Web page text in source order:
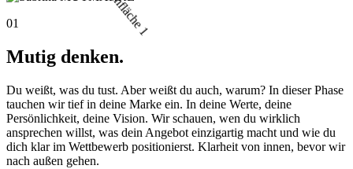
01
Mutig denken.
Du weißt, was du tust. Aber weißt du auch, warum? In dieser Phase
tauchen wir tief in deine Marke ein. In deine Werte, deine
Persönlichkeit, deine Vision. Wir schauen, wen du wirklich
ansprechen willst, was dein Angebot einzigartig macht und wie du
dich klar im Wettbewerb positionierst. Klarheit von innen, bevor wir
nach außen gehen.